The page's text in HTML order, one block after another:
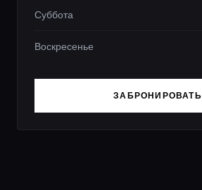
Суббота
Воскресенье
ЗАБРОНИРОВАТЬ